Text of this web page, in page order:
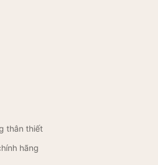
thân thiết
hãng